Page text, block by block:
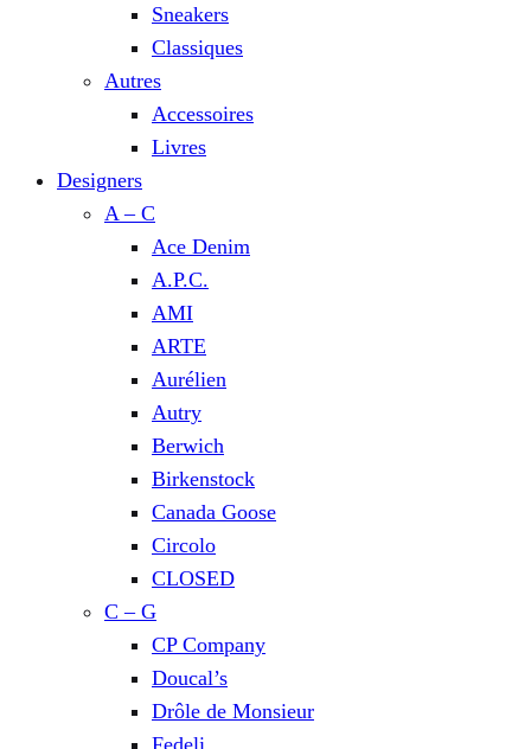
Sneakers
Classiques
Autres
Accessoires
Livres
Designers
A – C
Ace Denim
A.P.C.
AMI
ARTE
Aurélien
Autry
Berwich
Birkenstock
Canada Goose
Circolo
CLOSED
C – G
CP Company
Doucal’s
Drôle de Monsieur
Fedeli